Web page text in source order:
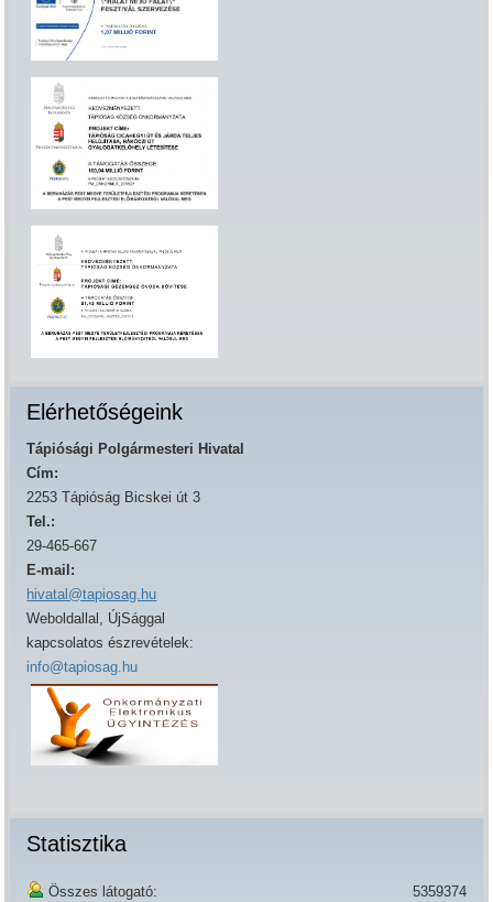
Elérhetőségeink
Tápiósági Polgármesteri Hivatal
Cím:
2253 Tápióság Bicskei út 3
Tel.:
29-465-667
E-mail:
hivatal@tapiosag.hu
Weboldallal, ÚjSággal
kapcsolatos észrevételek:
info@tapiosag.hu
Statisztika
Összes látogató: 5359374